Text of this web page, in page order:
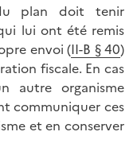
du plan doit tenir
lui ont été remis
envoi (II-B § 40)
fiscale. En cas
autre organisme
communiquer ces
et en conserver